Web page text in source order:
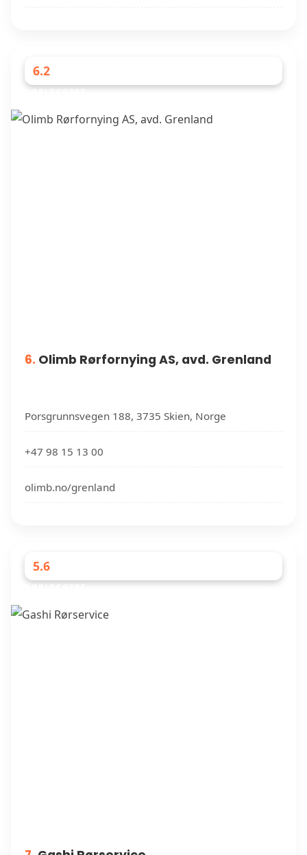
6.2
6. Olimb Rørfornying AS, avd. Grenland
Porsgrunnsvegen 188, 3735 Skien, Norge
+47 98 15 13 00
olimb.no/grenland
5.6